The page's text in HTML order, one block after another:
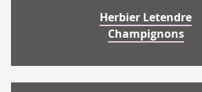
Herbier Letendre
Champignons